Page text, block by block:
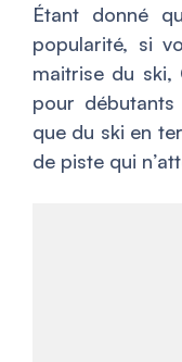
Étant donné
popularité, si
maitrise du ski,
pour
que du ski en
de piste qui